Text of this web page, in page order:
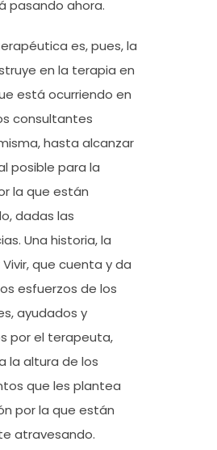
pasando ahora.
es, pues, la
en la terapia en
está ocurriendo en
consultantes
hasta alcanzar
posible para la
la que están
dadas las
Una historia, la
que cuenta y da
esfuerzos de los
ayudados y
por el terapeuta,
la altura de los
que les plantea
por la que están
atravesando.